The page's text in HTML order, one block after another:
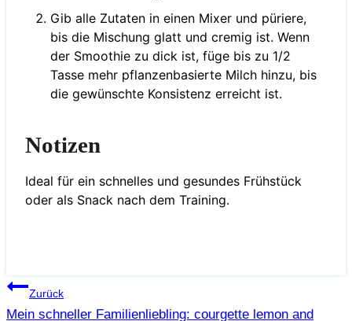
Gib alle Zutaten in einen Mixer und püriere,
bis die Mischung glatt und cremig ist. Wenn
der Smoothie zu dick ist, füge bis zu 1/2
Tasse mehr pflanzenbasierte Milch hinzu, bis
die gewünschte Konsistenz erreicht ist.
Notizen
Ideal für ein schnelles und gesundes Frühstück
oder als Snack nach dem Training.
Beitragsnavigation
Zurück
Mein schneller Familienliebling: courgette lemon and